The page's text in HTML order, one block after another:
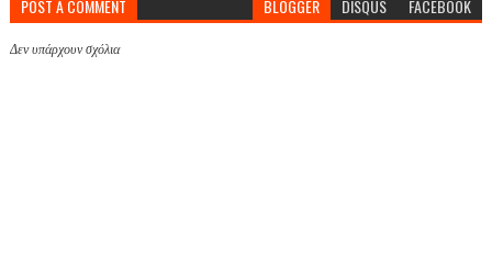
POST A COMMENT BLOGGER DISQUS FACEBOOK
Δεν υπάρχουν σχόλια